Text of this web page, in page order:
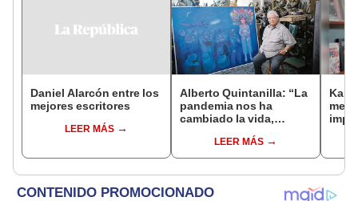
Daniel Alarcón entre los
mejores escritores
LEER MÁS
Alberto Quintanilla: “La
pandemia nos ha
cambiado la vida,
LEER MÁS